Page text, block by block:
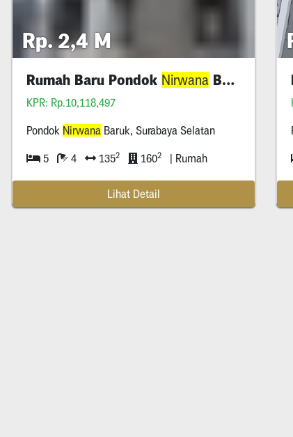
Rp. 2,4 M
Rumah Baru Pondok Nirwana Baruk
KPR: Rp.10,118,497
Pondok Nirwana Baruk, Surabaya Selatan
5 4 1352 1602 | Rumah
Lihat Detail